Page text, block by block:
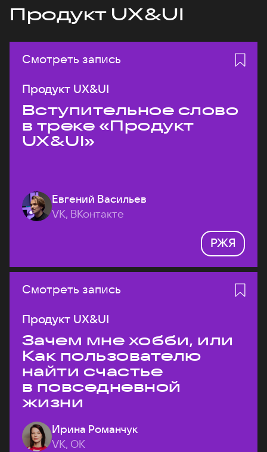
Продукт UX&UI
Смотреть запись
Продукт UX&UI
Вступительное слово
в треке «Продукт
UX&UI»
Евгений Васильев
VK, ВКонтакте
РЖЯ
Смотреть запись
Продукт UX&UI
Зачем мне хобби, или
Как пользователю
найти счастье
в повседневной
жизни
Ирина Романчук
VK, ОК